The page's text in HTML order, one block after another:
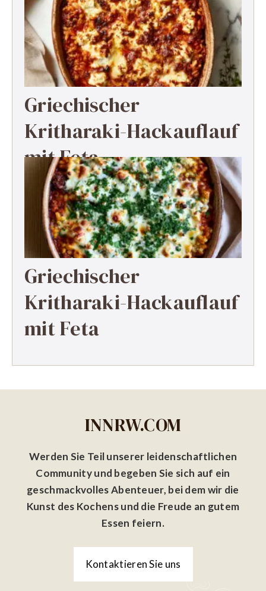
Griechischer
Kritharaki-Hackauflauf
mit Feta
Griechischer
Kritharaki-Hackauflauf
mit Feta
INNRW.COM
Werden Sie Teil unserer leidenschaftlichen
Community und begeben Sie sich auf ein
geschmackvolles Abenteuer, bei dem wir die
Kunst des Kochens und die Freude an gutem
Essen feiern.
Kontaktieren Sie uns